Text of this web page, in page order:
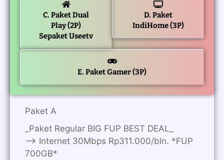
C. Paket Dual
Play (2P)
Sepaket Useetv
D. Paket
IndiHome (3P)
E. Paket Gamer (3P)
Paket A
_Paket Regular BIG FUP BEST DEAL_
—> Internet 30Mbps Rp311.000/bln. *FUP
700GB*